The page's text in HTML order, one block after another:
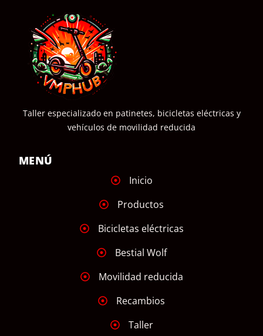
Taller especializado en patinetes, bicicletas eléctricas y
vehículos de movilidad reducida
MENÚ
Inicio
Productos
Bicicletas eléctricas
Bestial Wolf
Movilidad reducida
Recambios
Taller